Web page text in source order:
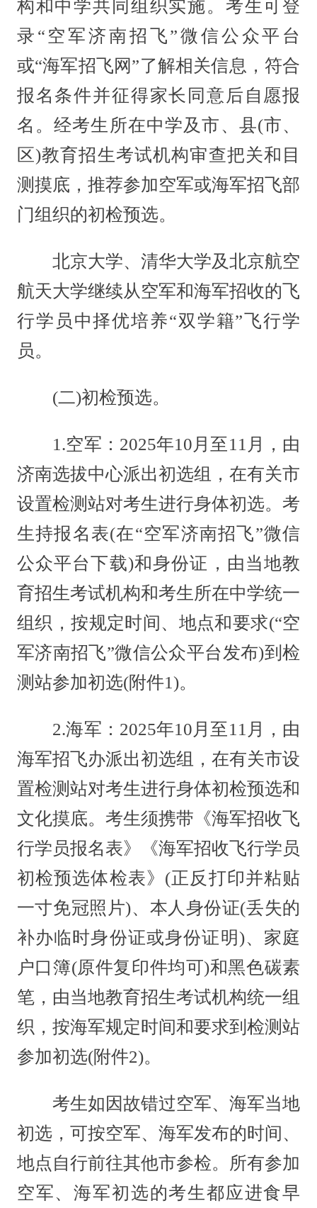
构和中学共同组织实施。考生可登
录“空军济南招飞”微信公众平台
或“海军招飞网”了解相关信息，符合
报名条件并征得家长同意后自愿报
名。经考生所在中学及市、县(市、
区)教育招生考试机构审查把关和目
测摸底，推荐参加空军或海军招飞部
门组织的初检预选。
北京大学、清华大学及北京航空
航天大学继续从空军和海军招收的飞
行学员中择优培养“双学籍”飞行学
员。
(二)初检预选。
1.空军：2025年10月至11月，由
济南选拔中心派出初选组，在有关市
设置检测站对考生进行身体初选。考
生持报名表(在“空军济南招飞”微信
公众平台下载)和身份证，由当地教
育招生考试机构和考生所在中学统一
组织，按规定时间、地点和要求(“空
军济南招飞”微信公众平台发布)到检
测站参加初选(附件1)。
2.海军：2025年10月至11月，由
海军招飞办派出初选组，在有关市设
置检测站对考生进行身体初检预选和
文化摸底。考生须携带《海军招收飞
行学员报名表》《海军招收飞行学员
初检预选体检表》(正反打印并粘贴
一寸免冠照片)、本人身份证(丢失的
补办临时身份证或身份证明)、家庭
户口簿(原件复印件均可)和黑色碳素
笔，由当地教育招生考试机构统一组
织，按海军规定时间和要求到检测站
参加初选(附件2)。
考生如因故错过空军、海军当地
初选，可按空军、海军发布的时间、
地点自行前往其他市参检。所有参加
空军、海军初选的考生都应进食早